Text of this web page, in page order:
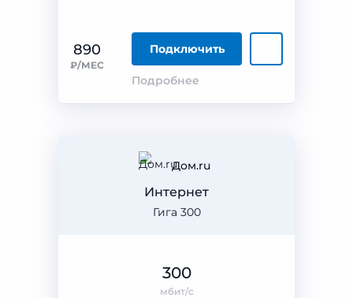
890
₽/МЕС
Подключить
Подробнее
Дом.ru
Гига 300
Интернет
300
мбит/с